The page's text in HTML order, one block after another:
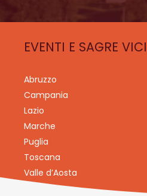
EVENTI E SAGRE
Abruzzo
Campania
Lazio
Marche
Puglia
Toscana
Valle d’Aosta